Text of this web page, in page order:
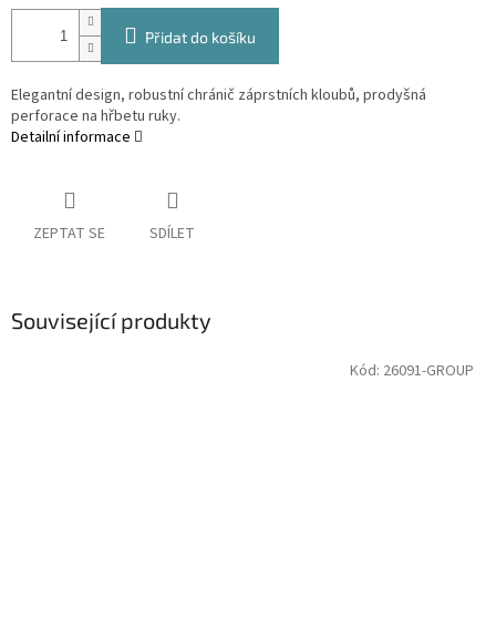
Přidat do košíku
Elegantní design, robustní chránič záprstních kloubů, prodyšná
perforace na hřbetu ruky.
Detailní informace
ZEPTAT SE SDÍLET
Související produkty
Kód: 26091-GROUP